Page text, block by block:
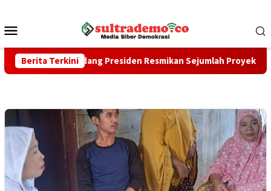
konten
Mobile
Berita Terkini
Undang Presiden Resmikan Sejumlah Proyek Strategis